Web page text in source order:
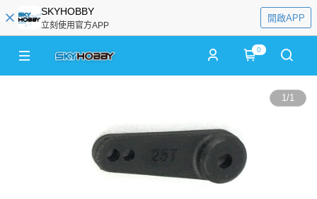
SKYHOBBY
立刻使用官方APP
開啟APP
0
1/1